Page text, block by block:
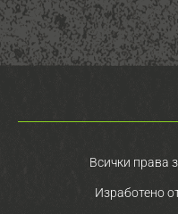
Всички права
Изработено